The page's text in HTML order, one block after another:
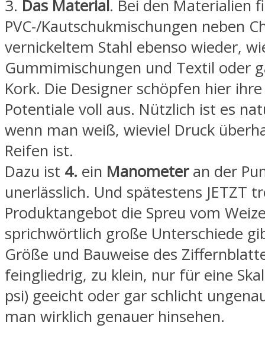
3. Das Material . Bei den Materialien
PVC-/Kautschukmischungen neben
vernickeltem Stahl ebenso wieder,
Gummimischungen und Textil oder
Kork. Die Designer schöpfen hier
Potentiale voll aus. Nützlich ist es
wenn man weiß, wieviel Druck
Reifen ist.
Dazu ist 4. ein Manometeran der
unerlässlich. Und spätestens JETZT
Produktangebot die Spreu vom
sprichwörtlich große Unterschiede
Größe und Bauweise des
feingliedrig, zu klein, nur für eine
psi) geeicht oder gar schlicht
man wirklich genauer hinsehen.